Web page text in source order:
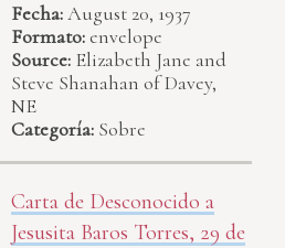
Fecha:August 20, 1937
Formato:envelope
Source: Elizabeth Jane and
Steve Shanahan of Davey,
NE
Categoría: Sobre
Carta de Desconocido a
Jesusita Baros Torres, 29 de